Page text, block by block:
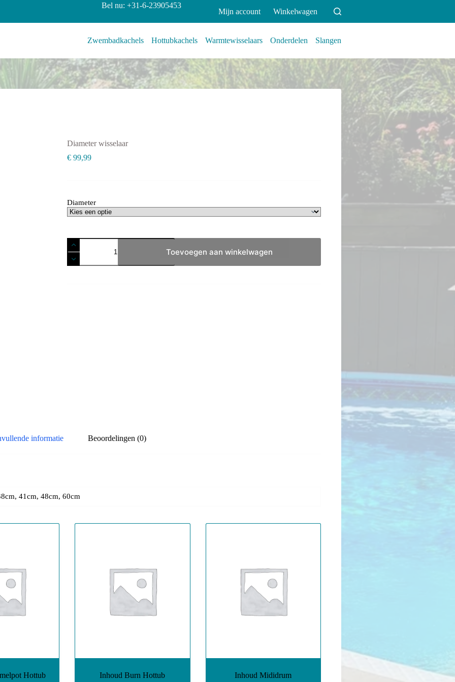
Bel nu: +31-6-23905453
Mijn account Winkelwagen
Zwembadkachels Hottubkachels Warmtewisselaars Onderdelen Slangen
Diameter wisselaar
€ 99,99
Diameter
Diameter
wisselaar
aantal
Toevoegen aan winkelwagen
informatie Beoordelingen (0)
41cm, 48cm, 60cm
Hottub Inhoud Burn Hottub Inhoud Mididrum